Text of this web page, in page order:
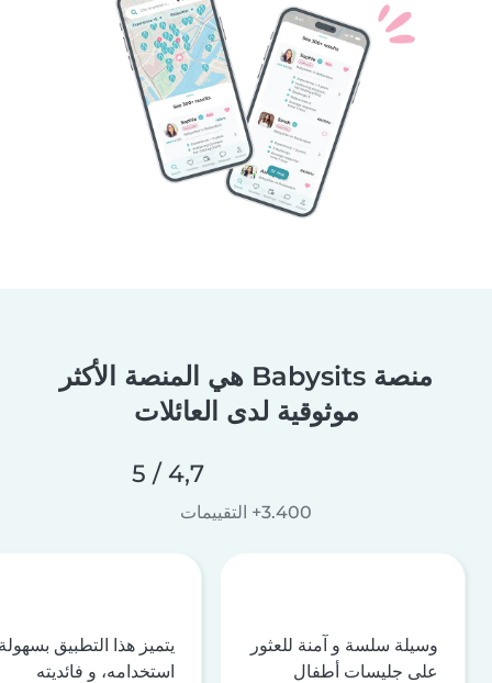
منصة Babysits هي المنصة الأكثر
موثوقية لدى العائلات
4,7 / 5
3.400+ التقييمات
وسيلة سلسة و آمنة للعثور
على جليسات أطفال
يتميز هذا التطبيق
استخدامه، و فائديته